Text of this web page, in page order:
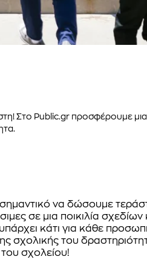
Στο Public.gr προσφέρουμε
σημαντικό να δώσουμε
σε μια ποικιλία
κάτι για κάθε
σχολικής του
σχολείου!